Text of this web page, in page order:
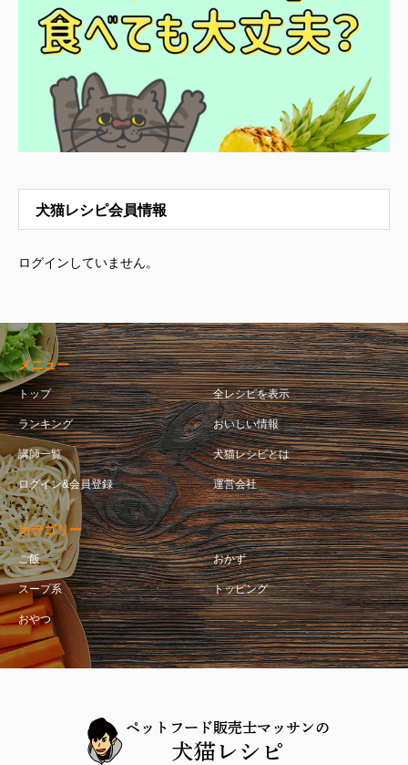
犬猫レシピ会員情報
ログインしていません。
メニュー
トップ 全レシピを表示
ランキング おいしい情報
講師一覧 犬猫レシピとは
ログイン&会員登録 運営会社
カテゴリー
ご飯 おかず
スープ系 トッピング
おやつ